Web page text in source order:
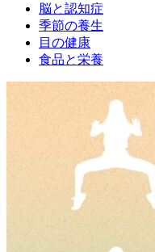
脳と認知症
季節の養生
目の健康
食品と栄養